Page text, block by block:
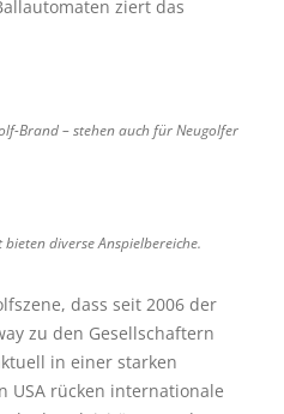
ziert das
Brand – stehen auch für Neugolfer
diverse Anspielbereiche.
dass seit 2006 der
zu den Gesellschaftern
in einer starken
USA rücken internationale